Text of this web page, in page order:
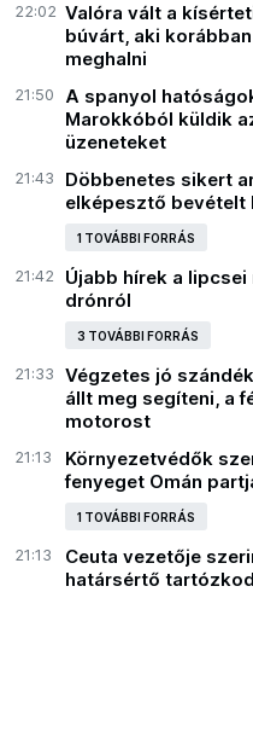
22:02 Valóra vált a
búvárt, aki
meghalni
21:50
A spanyol
Marokkóból küldik
üzeneteket
21:43
Döbbenetes sikert
elképesztő
1 TOVÁBBI FORRÁS
21:42
Újabb hírek a
drónról
3 TOVÁBBI FORRÁS
21:33
Végzetes jó
állt meg segíteni, a
motorost
21:13
Környezetvédők
fenyeget Omán
1 TOVÁBBI FORRÁS
21:13
Ceuta vezetője
határsértő